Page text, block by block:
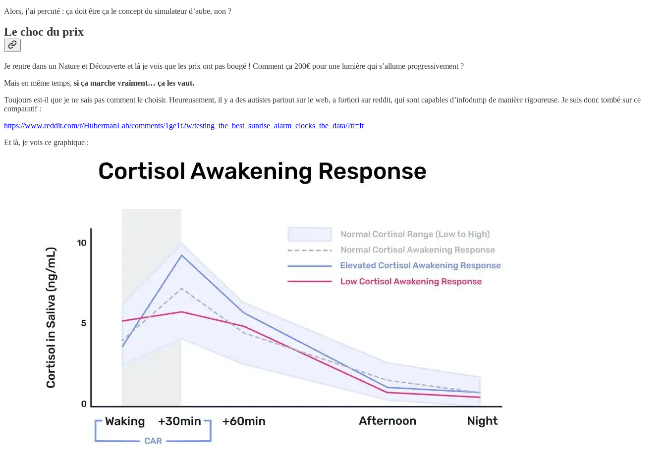
Alors, j’ai percuté : ça doit être ça le concept du simulateur d’aube, non ?
Le choc du prix
Je rentre dans un Nature et Découverte et là je vois que les prix ont pas bougé ! Comment ça 200€ pour une lumière qui s’allume progressivement ?
Mais en même temps, si ça marche vraiment… ça les vaut.
Toujours est-il que je ne sais pas comment le choisir. Heureusement, il y a des autistes partout sur le web, a fortiori sur reddit, qui sont capables d’infodump de manière rigoureuse. Je suis donc tombé sur ce
comparatif :
https://www.reddit.com/r/HubermanLab/comments/1ge1t2w/testing_the_best_sunrise_alarm_clocks_the_data/?tl=fr
Et là, je vois ce graphique :